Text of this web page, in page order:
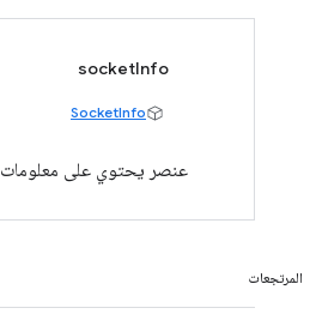
socketInfo
SocketInfo
عنصر يحتوي على
المرتجعات